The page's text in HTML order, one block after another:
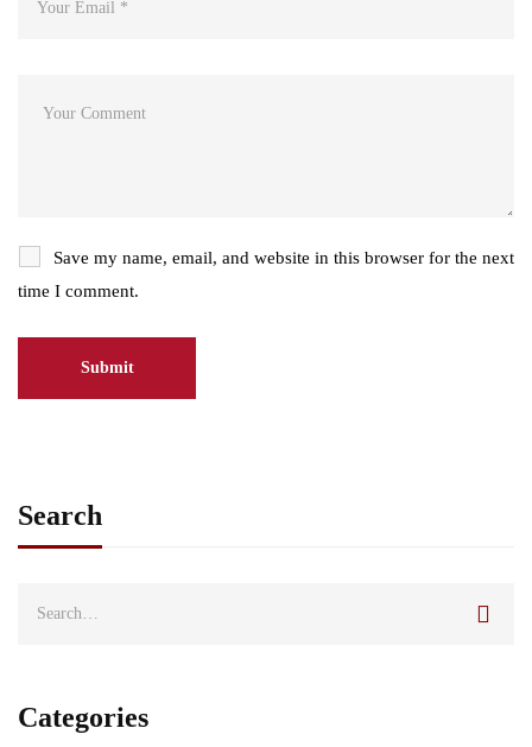
Save my name, email, and website in this browser for the next
time I comment.
Search
Categories